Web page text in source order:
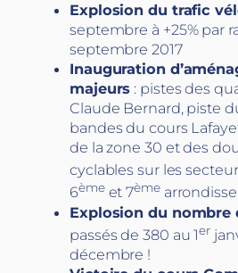
Explosion du trafic
septembre à +25% par
septembre 2017
Inauguration
majeurs : pistes des
Claude Bernard, piste
bandes du cours
de la zone 30 et des
cyclables sur les
6èmeet 7ème
Explosion du nombre
passés de 380 au 1er
décembre !